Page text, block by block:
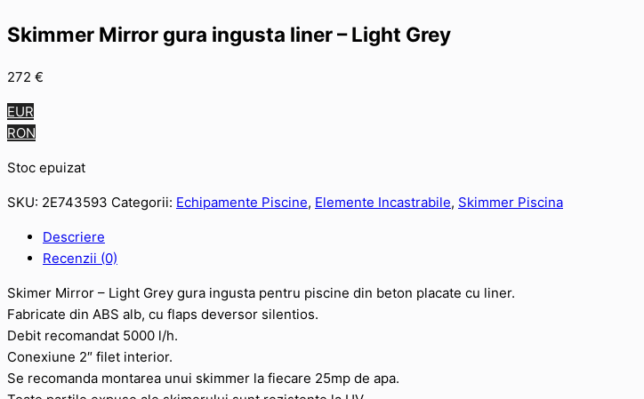
Skimmer Mirror gura ingusta liner – Light Grey
272 €
EUR
RON
Stoc epuizat
SKU: 2E743593 Categorii: Echipamente Piscine, Elemente Incastrabile, Skimmer Piscina
Descriere
Recenzii (0)
Skimer Mirror – Light Grey gura ingusta pentru piscine din beton placate cu liner.
Fabricate din ABS alb, cu flaps deversor silentios.
Debit recomandat 5000 l/h.
Conexiune 2″ filet interior.
Se recomanda montarea unui skimmer la fiecare 25mp de apa.